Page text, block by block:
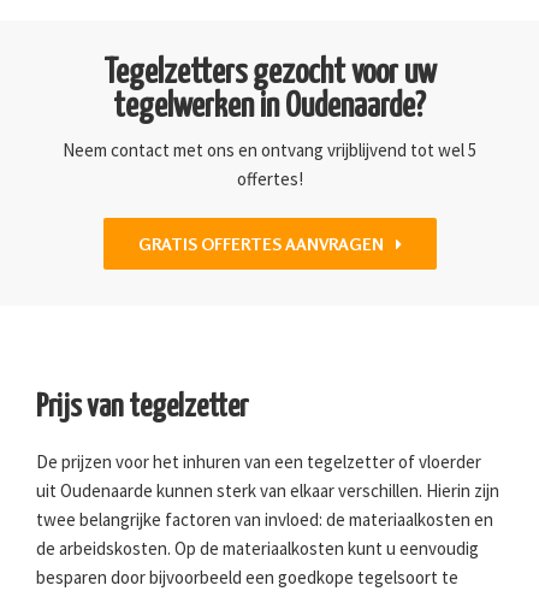
Tegelzetters gezocht voor uw
tegelwerken in Oudenaarde?
Neem contact met ons en ontvang vrijblijvend tot wel 5
offertes!
GRATIS OFFERTES AANVRAGEN
Prijs van tegelzetter
De prijzen voor het inhuren van een tegelzetter of vloerder
uit Oudenaarde kunnen sterk van elkaar verschillen. Hierin zijn
twee belangrijke factoren van invloed: de materiaalkosten en
de arbeidskosten. Op de materiaalkosten kunt u eenvoudig
besparen door bijvoorbeeld een goedkope tegelsoort te